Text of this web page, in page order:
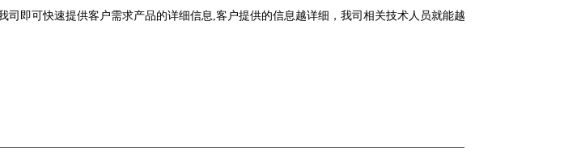
司即可快速提供客户需求产品的详细信息,客户提供的信息越详细，我司相关技术人员就能越